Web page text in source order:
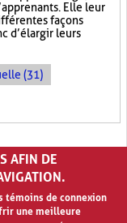
Elle leur
façons
d’élargir leurs
(31)
AFIN DE
témoins de connexion
une meilleure